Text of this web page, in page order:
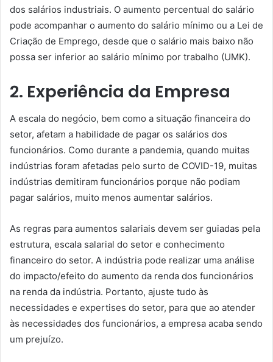
dos salários industriais. O aumento percentual do salário
pode acompanhar o aumento do salário mínimo ou a Lei de
Criação de Emprego, desde que o salário mais baixo não
possa ser inferior ao salário mínimo por trabalho (UMK).
2. Experiência da Empresa
A escala do negócio, bem como a situação financeira do
setor, afetam a habilidade de pagar os salários dos
funcionários. Como durante a pandemia, quando muitas
indústrias foram afetadas pelo surto de COVID-19, muitas
indústrias demitiram funcionários porque não podiam
pagar salários, muito menos aumentar salários.
As regras para aumentos salariais devem ser guiadas pela
estrutura, escala salarial do setor e conhecimento
financeiro do setor. A indústria pode realizar uma análise
do impacto/efeito do aumento da renda dos funcionários
na renda da indústria. Portanto, ajuste tudo às
necessidades e expertises do setor, para que ao atender
às necessidades dos funcionários, a empresa acaba sendo
um prejuízo.